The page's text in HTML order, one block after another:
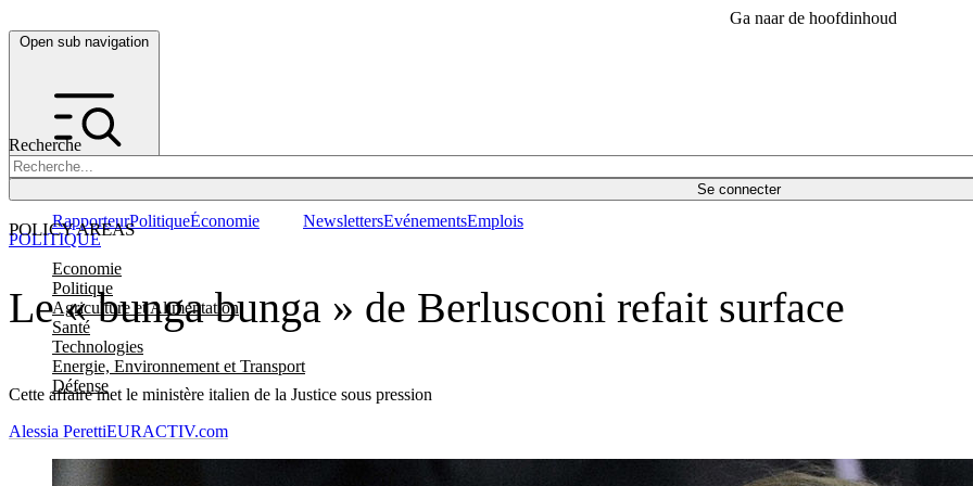
Ga naar de hoofdinhoud
Open sub navigation
Recherche
Se connecter
POLICY AREAS
Economie
Politique
Agriculture et Alimentation
Santé
Technologies
Energie, Environnement et Transport
Défense
RapporteurPolitiqueÉconomie NewslettersEvénementsEmplois
Le « bunga bunga » de Berlusconi refait surface
Cette affaire met le ministère italien de la Justice sous pression
POLITIQUE
Alessia PerettiEURACTIV.com